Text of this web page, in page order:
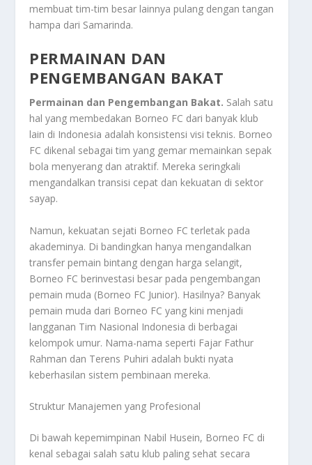
membuat tim-tim besar lainnya pulang dengan tangan
hampa dari Samarinda.
PERMAINAN DAN
PENGEMBANGAN BAKAT
Permainan dan Pengembangan Bakat. Salah satu
hal yang membedakan Borneo FC dari banyak klub
lain di Indonesia adalah konsistensi visi teknis. Borneo
FC dikenal sebagai tim yang gemar memainkan sepak
bola menyerang dan atraktif. Mereka seringkali
mengandalkan transisi cepat dan kekuatan di sektor
sayap.
Namun, kekuatan sejati Borneo FC terletak pada
akademinya. Di bandingkan hanya mengandalkan
transfer pemain bintang dengan harga selangit,
Borneo FC berinvestasi besar pada pengembangan
pemain muda (Borneo FC Junior). Hasilnya? Banyak
pemain muda dari Borneo FC yang kini menjadi
langganan Tim Nasional Indonesia di berbagai
kelompok umur. Nama-nama seperti Fajar Fathur
Rahman dan Terens Puhiri adalah bukti nyata
keberhasilan sistem pembinaan mereka.
Struktur Manajemen yang Profesional
Di bawah kepemimpinan Nabil Husein, Borneo FC di
kenal sebagai salah satu klub paling sehat secara